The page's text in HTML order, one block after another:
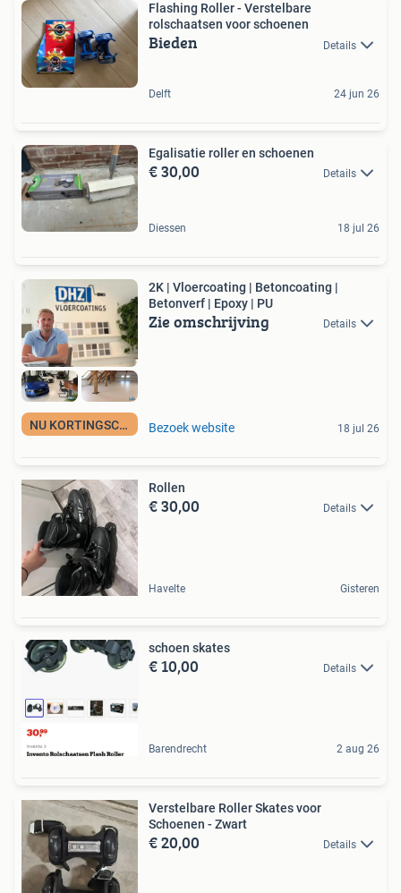
Flashing Roller - Verstelbare
rolschaatsen voor schoenen
Bieden Details
Delft 24 jun 26
Egalisatie roller en schoenen
€ 30,00 Details
Diessen 18 jul 26
NU KORTINGSCODE
2K | Vloercoating | Betoncoating |
Betonverf | Epoxy | PU
Zie omschrijving Details
Bezoek website 18 jul 26
Rollen
€ 30,00 Details
Havelte Gisteren
schoen skates
€ 10,00 Details
Barendrecht 2 aug 26
Verstelbare Roller Skates voor
Schoenen - Zwart
€ 20,00 Details